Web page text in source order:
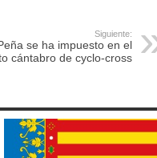
Siguiente:
se ha impuesto en el
cántabro de cyclo-cross